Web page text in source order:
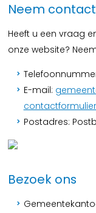
Neem
Heeft u een vraag
onze website?
E-mail:
contactformulier
Postadres:
Bezoek ons